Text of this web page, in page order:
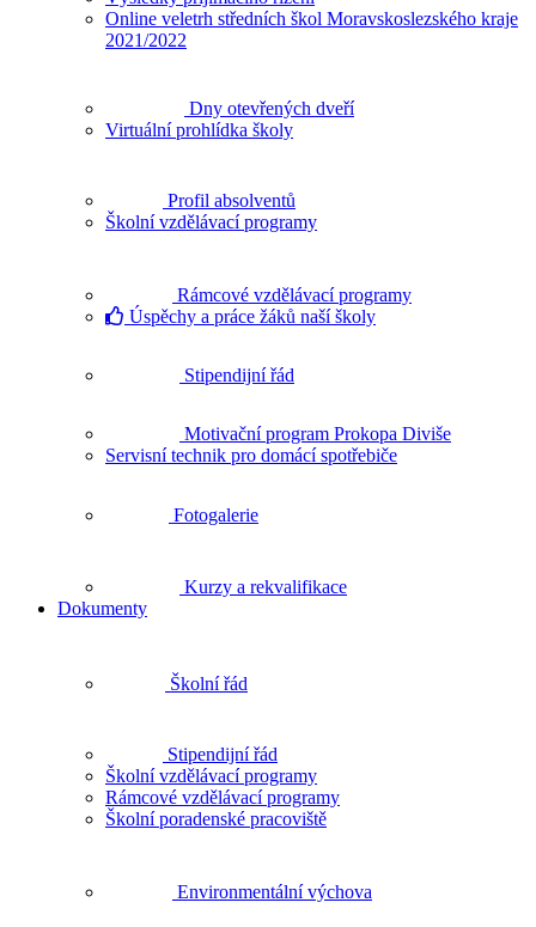
Online veletrh středních škol Moravskoslezského kraje
2021/2022
Dny otevřených dveří
Virtuální prohlídka školy
Profil absolventů
Školní vzdělávací programy
Rámcové vzdělávací programy
Úspěchy a práce žáků naší školy
Stipendijní řád
Motivační program Prokopa Diviše
Servisní technik pro domácí spotřebiče
Fotogalerie
Kurzy a rekvalifikace
Dokumenty
Školní řád
Stipendijní řád
Školní vzdělávací programy
Rámcové vzdělávací programy
Školní poradenské pracoviště
Environmentální výchova